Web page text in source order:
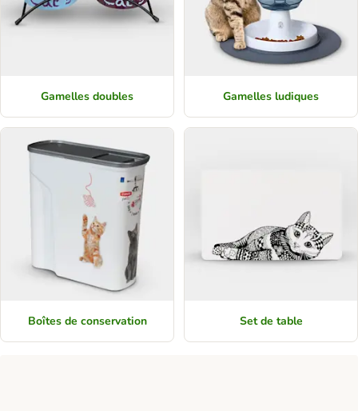
Gamelles doubles Gamelles ludiques
Boîtes de conservation Set de table